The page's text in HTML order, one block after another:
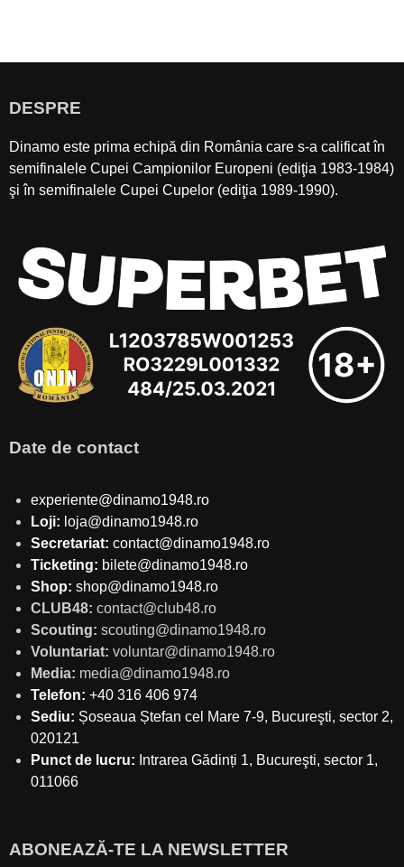
DESPRE
Dinamo este prima echipă din România care s-a calificat în
semifinalele Cupei Campionilor Europeni (ediţia 1983-1984)
şi în semifinalele Cupei Cupelor (ediţia 1989-1990).
Date de contact
experiente@dinamo1948.ro
Loji: loja@dinamo1948.ro
Secretariat: contact@dinamo1948.ro
Ticketing: bilete@dinamo1948.ro
Shop: shop@dinamo1948.ro
CLUB48: contact@club48.ro
Scouting: scouting@dinamo1948.ro
Voluntariat: voluntar@dinamo1948.ro
Media: media@dinamo1948.ro
Telefon: +40 316 406 974
Sediu: Șoseaua Ștefan cel Mare 7-9, Bucureşti, sector 2,
020121
Punct de lucru: Intrarea Gădinți 1, Bucureşti, sector 1,
011066
ABONEAZĂ-TE LA NEWSLETTER